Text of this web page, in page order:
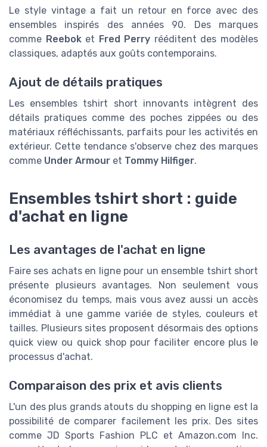
Le style vintage a fait un retour en force avec des
ensembles inspirés des années 90. Des marques
comme Reeboket Fred Perry rééditent des modèles
classiques, adaptés aux goûts contemporains.
Ajout de détails pratiques
Les ensembles tshirt short innovants intègrent des
détails pratiques comme des poches zippées ou des
matériaux réfléchissants, parfaits pour les activités en
extérieur. Cette tendance s'observe chez des marques
comme Under Armour et Tommy Hilfiger.
Ensembles tshirt short : guide
d'achat en ligne
Les avantages de l'achat en ligne
Faire ses achats en ligne pour un ensemble tshirt short
présente plusieurs avantages. Non seulement vous
économisez du temps, mais vous avez aussi un accès
immédiat à une gamme variée de styles, couleurs et
tailles. Plusieurs sites proposent désormais des options
quick view ou quick shop pour faciliter encore plus le
processus d'achat.
Comparaison des prix et avis clients
L'un des plus grands atouts du shopping en ligne est la
possibilité de comparer facilement les prix. Des sites
comme JD Sports Fashion PLC et Amazon.com Inc.